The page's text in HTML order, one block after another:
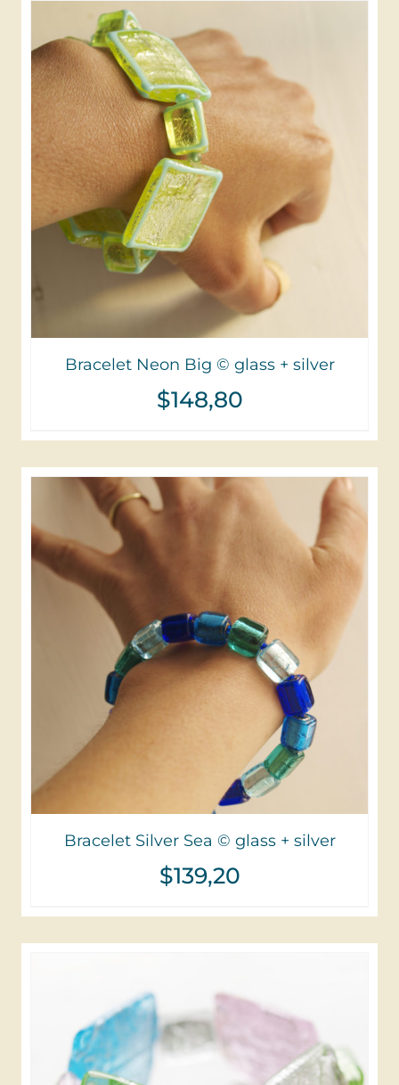
Bracelet Neon Big © glass + silver
$148,80
Bracelet Silver Sea © glass + silver
$139,20